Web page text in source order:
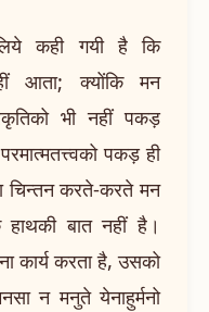
कही गयी है कि
आता; क्योंकि मन
भी नहीं पकड़
पकड़ ही
चिन्तन करते-करते मन
बात नहीं है।
कार्य करता है, उसको
न मनुते येनाहुर्मनो